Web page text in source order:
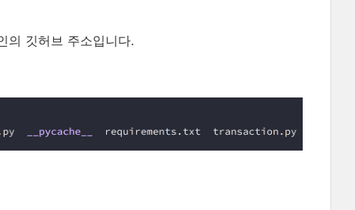
의 깃허브 주소입니다.